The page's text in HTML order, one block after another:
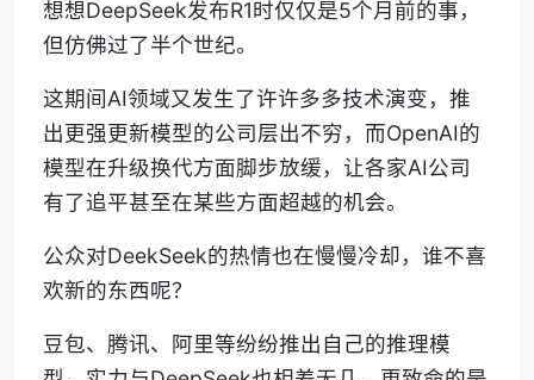
想想DeepSeek发布R1时仅仅是5个月前的事，
但仿佛过了半个世纪。
这期间AI领域又发生了许许多多技术演变，推
出更强更新模型的公司层出不穷，而OpenAI的
模型在升级换代方面脚步放缓，让各家AI公司
有了追平甚至在某些方面超越的机会。
公众对DeekSeek的热情也在慢慢冷却，谁不喜
欢新的东西呢？
豆包、腾讯、阿里等纷纷推出自己的推理模